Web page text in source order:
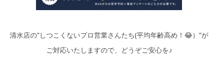
清水店の”しつこくないプロ営業さんたち(平均年齢高め！😂）”が
ご対応いたしますので、どうぞご安心を♪